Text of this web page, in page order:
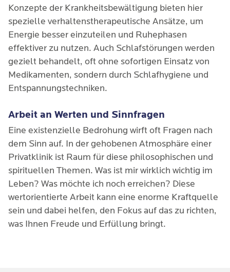
Konzepte der Krankheitsbewältigung bieten hier
spezielle verhaltenstherapeutische Ansätze, um
Energie besser einzuteilen und Ruhephasen
effektiver zu nutzen. Auch Schlafstörungen werden
gezielt behandelt, oft ohne sofortigen Einsatz von
Medikamenten, sondern durch Schlafhygiene und
Entspannungstechniken.
Arbeit an Werten und Sinnfragen
Eine existenzielle Bedrohung wirft oft Fragen nach
dem Sinn auf. In der gehobenen Atmosphäre einer
Privatklinik ist Raum für diese philosophischen und
spirituellen Themen. Was ist mir wirklich wichtig im
Leben? Was möchte ich noch erreichen? Diese
wertorientierte Arbeit kann eine enorme Kraftquelle
sein und dabei helfen, den Fokus auf das zu richten,
was Ihnen Freude und Erfüllung bringt.